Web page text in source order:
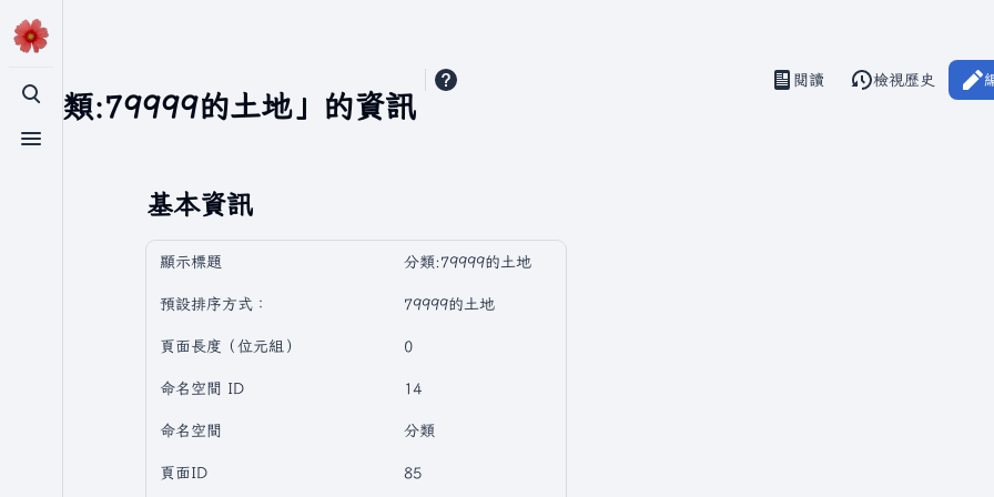
切換搜尋
切換選單
「分類:79999的土地」的資訊
視圖閱讀 檢視歷史
基本資訊
顯示標題 分類:79999的土地
預設排序方式： 79999的土地
頁面長度（位元組） 0
命名空間 ID 14
命名空間 分類
頁面ID 85